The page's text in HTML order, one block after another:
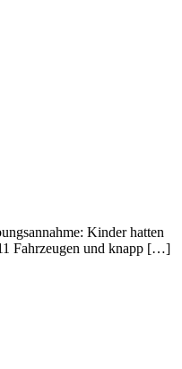
Kinder hatten
Fahrzeugen und knapp […]